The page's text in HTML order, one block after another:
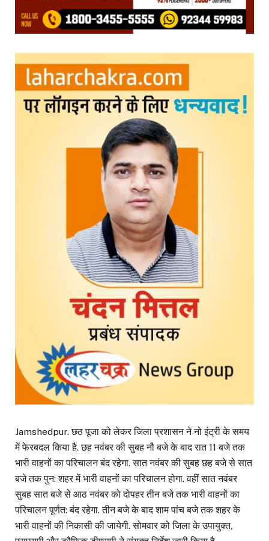
Jamshedpur. छठ पूजा को लेकर जिला प्रशासन ने नो इंट्री के समय
में फेरबदल किया है. छह नवंबर की सुबह नौ बजे के बाद रात 11 बजे तक
भारी वाहनों का परिचालन बंद रहेगा. सात नवंबर की सुबह छह बजे से सात
बजे तक पुन: शहर में भारी वाहनों का परिचालन होगा. वहीं सात नवंबर
सुबह सात बजे से आठ नवंबर को दोपहर तीन बजे तक भारी वाहनों का
परिचालन पूर्णत: बंद रहेगा. तीन बजे के बाद शाम पांच बजे तक शहर के
भारी वाहनों की निकासी की जायेगी. सोमवार को जिला के उपायुक्त,